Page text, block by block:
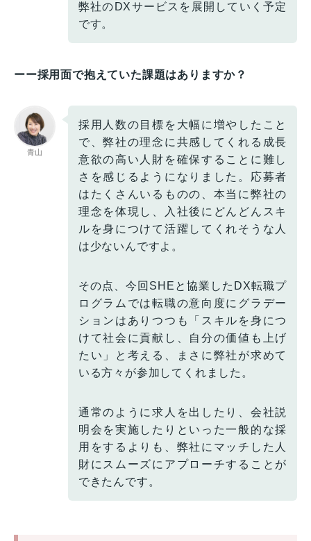
弊社のDXサービスを展開していく予定
です。
ーー採用面で抱えていた課題はありますか？
青山
採用人数の目標を大幅に増やしたこと
で、弊社の理念に共感してくれる成長
意欲の高い人財を確保することに難し
さを感じるようになりました。応募者
はたくさんいるものの、本当に弊社の
理念を体現し、入社後にどんどんスキ
ルを身につけて活躍してくれそうな人
は少ないんですよ。
その点、今回SHEと協業したDX転職プ
ログラムでは転職の意向度にグラデー
ションはありつつも「スキルを身につ
けて社会に貢献し、自分の価値も上げ
たい」と考える、まさに弊社が求めて
いる方々が参加してくれました。
通常のように求人を出したり、会社説
明会を実施したりといった一般的な採
用をするよりも、弊社にマッチした人
財にスムーズにアプローチすることが
できたんです。